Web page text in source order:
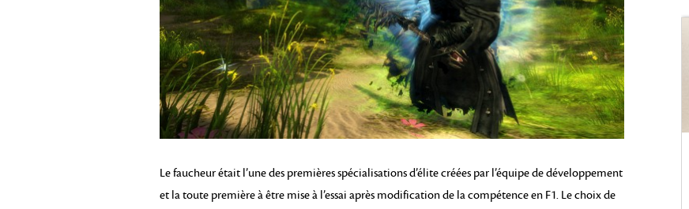
Le faucheur était l’une des premières spécialisations d’élite créées par l’équipe de développement
et la toute première à être mise à l’essai après modification de la compétence en F1. Le choix de